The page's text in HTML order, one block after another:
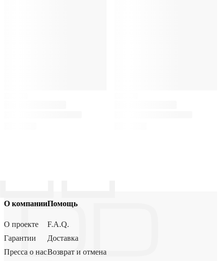
О компании
О проекте
Гарантии
Пресса о нас
Помощь
F.A.Q.
Доставка
Возврат и отмена